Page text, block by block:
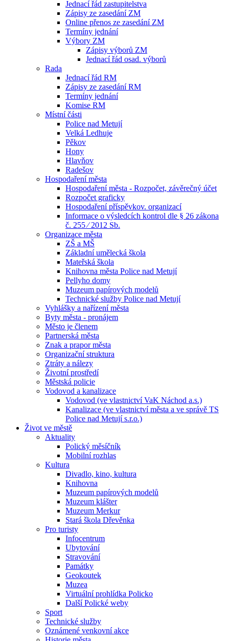
Jednací řád zastupitelstva
Zápisy ze zasedání ZM
Online přenos ze zasedání ZM
Termíny jednání
Výbory ZM
Zápisy výborů ZM
Jednací řád osad. výborů
Rada
Jednací řád RM
Zápisy ze zasedání RM
Termíny jednání
Komise RM
Místní části
Police nad Metují
Velká Ledhuje
Pěkov
Hony
Hlavňov
Radešov
Hospodaření města
Hospodaření města - Rozpočet, závěrečný účet
Rozpočet graficky
Hospodaření příspěvkov. organizací
Informace o výsledcích kontrol dle § 26 zákona
č. 255 ⁄ 2012 Sb.
Organizace města
ZŠ a MŠ
Základní umělecká škola
Mateřská škola
Knihovna města Police nad Metují
Pellyho domy
Muzeum papírových modelů
Technické služby Police nad Metují
Vyhlášky a nařízení města
Byty města - pronájem
Město je členem
Partnerská města
Znak a prapor města
Organizační struktura
Ztráty a nálezy
Životní prostředí
Městská policie
Vodovod a kanalizace
Vodovod (ve vlastnictví VaK Náchod a.s.)
Kanalizace (ve vlastnictví města a ve správě TS
Police nad Metují s.r.o.)
Život ve městě
Aktuality
Polický měsíčník
Mobilní rozhlas
Kultura
Divadlo, kino, kultura
Knihovna
Muzeum papírových modelů
Muzeum klášter
Muzeum Merkur
Stará škola Dřevěnka
Pro turisty
Infocentrum
Ubytování
Stravování
Památky
Geokoutek
Muzea
Virtuální prohlídka Policko
Další Polické weby
Sport
Technické služby
Oznámené venkovní akce